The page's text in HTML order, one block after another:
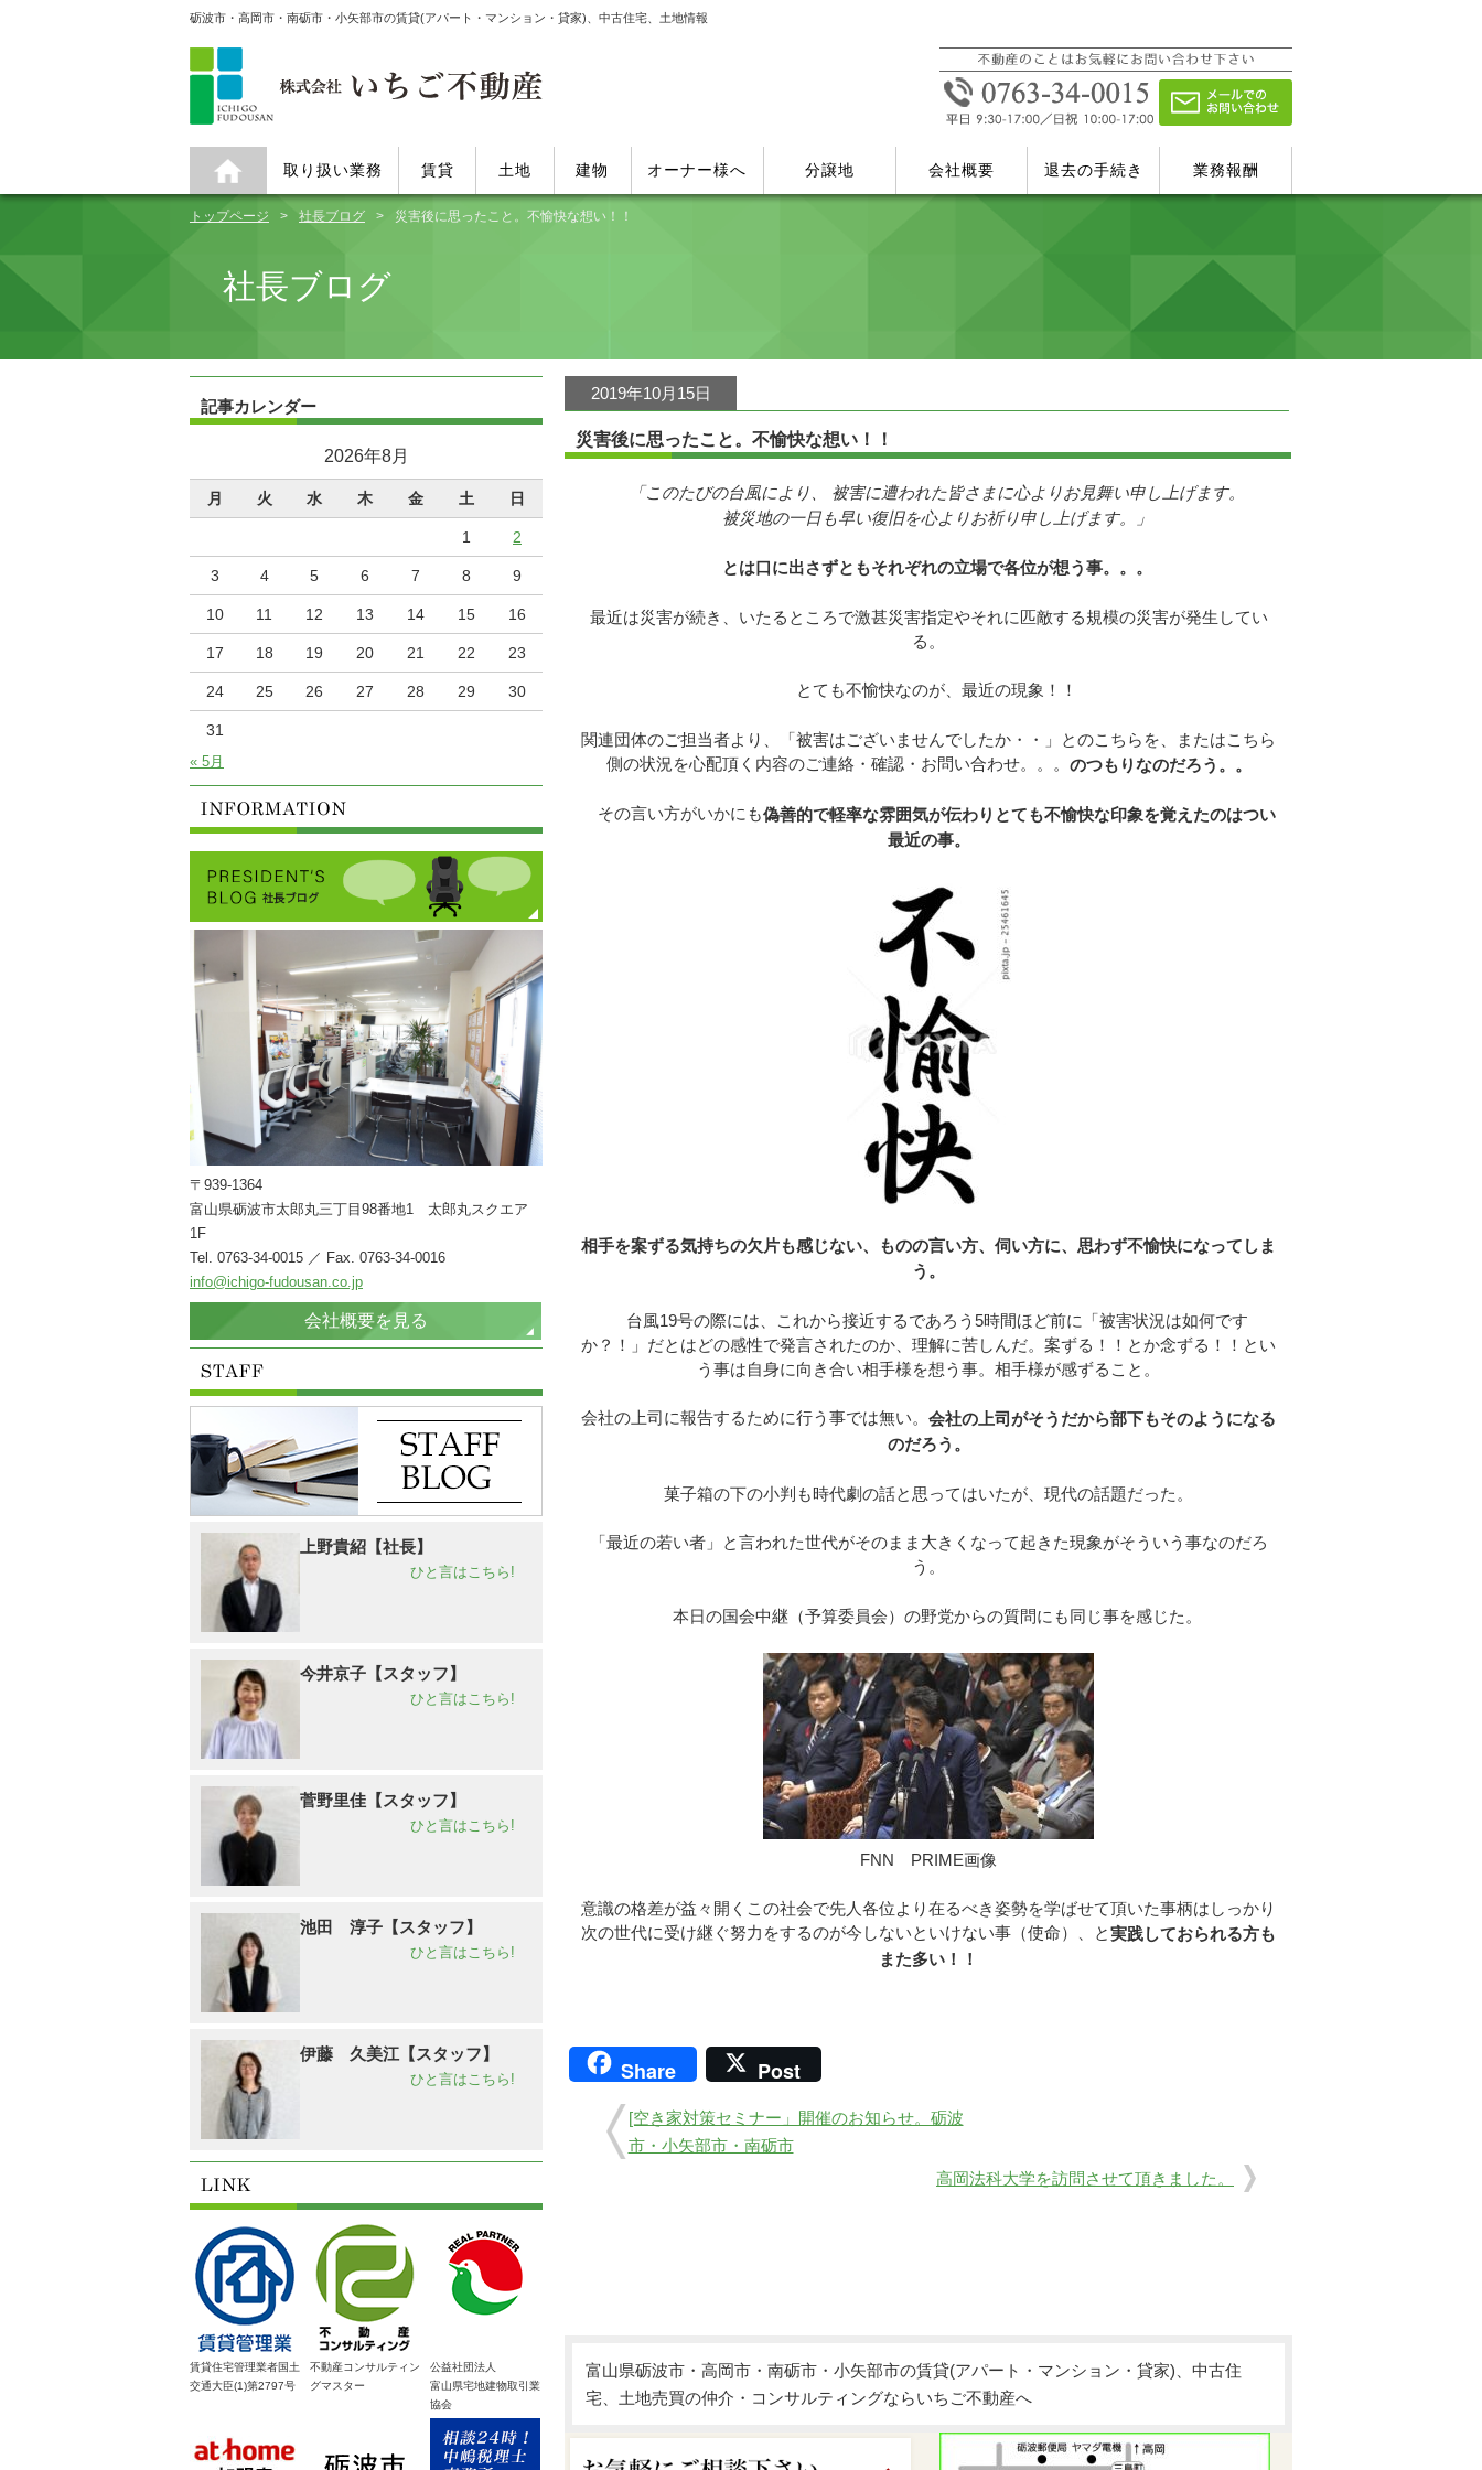
砺波市・高岡市・南砺市・小矢部市の賃貸(アパート・マンション・貸家)、中古住宅、土地情報
取り扱い業務 賃貸 土地 建物 オーナー様へ 分譲地 会社概要 退去の手続き 業務報酬
トップページ 社長ブログ 災害後に思ったこと。不愉快な想い！！
社長ブログ
2019年10月15日
災害後に思ったこと。不愉快な想い！！
「このたびの台風により、 被害に遭われた皆さまに心よりお見舞い申し上げます。
被災地の一日も早い復旧を心よりお祈り申し上げます。」
とは口に出さずともそれぞれの立場で各位が想う事。。。
最近は災害が続き、いたるところで激甚災害指定やそれに匹敵する規模の災害が発生してい
る。
とても不愉快なのが、最近の現象！！
関連団体のご担当者より、「被害はございませんでしたか・・」とのこちらを、またはこちら
側の状況を心配頂く内容のご連絡・確認・お問い合わせ。。。 のつもりなのだろう。。
その言い方がいかにも偽善的で軽率な雰囲気が伝わりとても不愉快な印象を覚えたのはつい
最近の事。
相手を案ずる気持ちの欠片も感じない、ものの言い方、伺い方に、思わず不愉快になってしま
う。
台風19号の際には、これから接近するであろう5時間ほど前に「被害状況は如何です
か？！」だとはどの感性で発言されたのか、理解に苦しんだ。案ずる！！とか念ずる！！とい
う事は自身に向き合い相手様を想う事。相手様が感ずること。
会社の上司に報告するために行う事では無い。 会社の上司がそうだから部下もそのようになる
のだろう。
菓子箱の下の小判も時代劇の話と思ってはいたが、現代の話題だった。
「最近の若い者」と言われた世代がそのまま大きくなって起きた現象がそういう事なのだろ
う。
本日の国会中継（予算委員会）の野党からの質問にも同じ事を感じた。
FNN PRIME画像
意識の格差が益々開くこの社会で先人各位より在るべき姿勢を学ばせて頂いた事柄はしっかり
次の世代に受け継ぐ努力をするのが今しないといけない事（使命）、と実践しておられる方も
また多い！！
Share Post
[空き家対策セミナー」開催のお知らせ。砺波
市・小矢部市・南砺市
高岡法科大学を訪問させて頂きました。
富山県砺波市・高岡市・南砺市・小矢部市の賃貸(アパート・マンション・貸家)、中古住
宅、土地売買の仲介・コンサルティングならいちご不動産へ
記事カレンダー
2026年8月
月 火 水 木 金 土 日
1 2
3 4 5 6 7 8 9
10 11 12 13 14 15 16
17 18 19 20 21 22 23
24 25 26 27 28 29 30
31
« 5月
〒939-1364
富山県砺波市太郎丸三丁目98番地1 太郎丸スクエア
1F
Tel. 0763-34-0015 ／ Fax. 0763-34-0016
info@ichigo-fudousan.co.jp
会社概要を見る
上野貴紹【社長】
ひと言はこちら!
今井京子【スタッフ】
ひと言はこちら!
菅野里佳【スタッフ】
ひと言はこちら!
池田 淳子【スタッフ】
ひと言はこちら!
伊藤 久美江【スタッフ】
ひと言はこちら!
賃貸住宅管理業者国土
交通大臣(1)第2797号
不動産コンサルティン
グマスター
公益社団法人
富山県宅地建物取引業
協会